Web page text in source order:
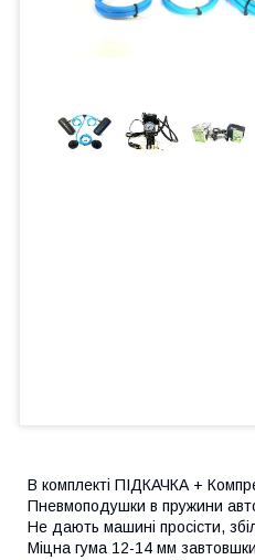
В комплекті ПІДКАЧКА +
Пневмоподушки в пружини
Не дають машині просісти,
Міцна гума 12-14 мм